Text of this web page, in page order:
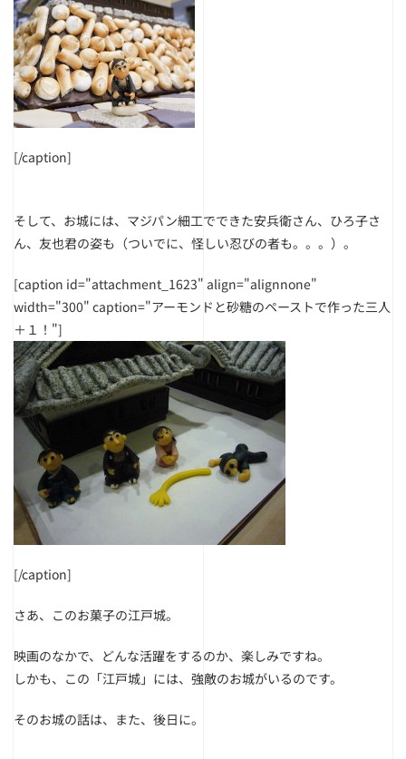
[/caption]
そして、お城には、マジパン細工でできた安兵衛さん、ひろ子さ
ん、友也君の姿も（ついでに、怪しい忍びの者も。。。）。
[caption id="attachment_1623" align="alignnone"
width="300" caption="アーモンドと砂糖のペーストで作った三人
＋１！"]
[/caption]
さあ、このお菓子の江戸城。
映画のなかで、どんな活躍をするのか、楽しみですね。
しかも、この「江戸城」には、強敵のお城がいるのです。
そのお城の話は、また、後日に。